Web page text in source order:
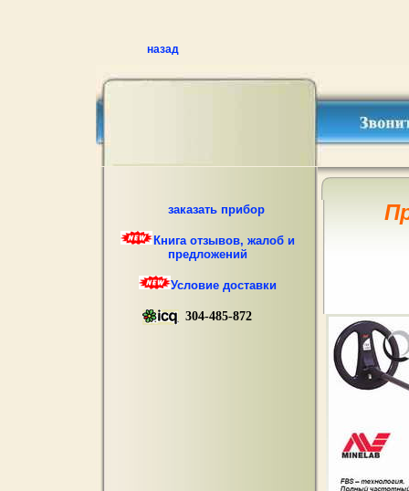
назад
заказать прибор
Книга отзывов, жалоб и
предложений
Условие доставки
304-485-872